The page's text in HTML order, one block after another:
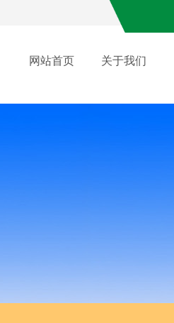
网站首页 关于我们